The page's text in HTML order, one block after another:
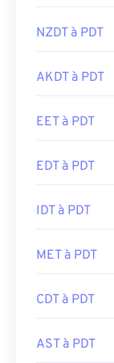
NZDT à PDT
AKDT à PDT
EET à PDT
EDT à PDT
IDT à PDT
MET à PDT
CDT à PDT
AST à PDT